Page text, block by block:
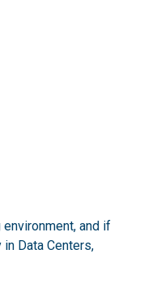
and if
Data Centers,